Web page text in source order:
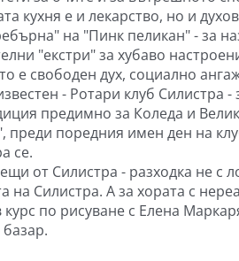
кухня е и лекарство, но и
на "Пинк пеликан" - за
"екстри" за хубаво
е свободен дух, социално
- Ротари клуб Силистра -
предимно за Коледа и
преди поредния имен ден на
се.
от Силистра - разходка не с
на Силистра. А за хората с
по рисуване с Елена